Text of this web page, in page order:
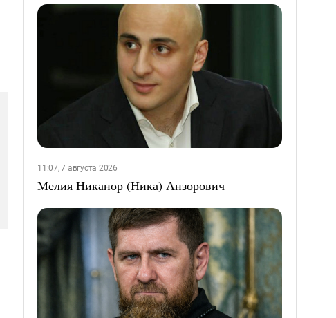
11:07, 7 августа 2026
Мелия Никанор (Ника) Анзорович